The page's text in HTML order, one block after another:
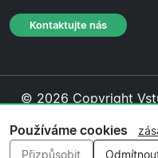
Kontaktujte nás
© 2026 Copyright
cookies
Používáme cookies
Přizpůsobit